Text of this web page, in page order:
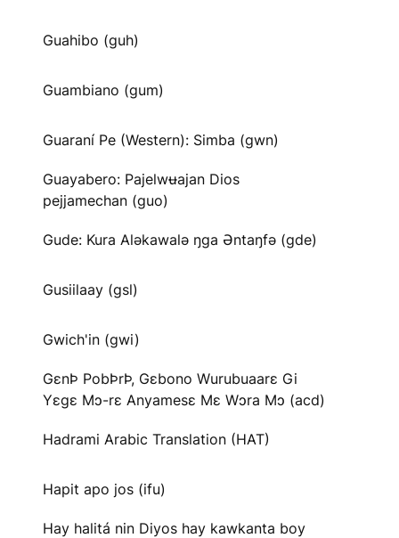
Guahibo (guh)
Guambiano (gum)
Guaraní Pe (Western): Simba (gwn)
Guayabero: Pajelwʉajan Dios
pejjamechan (guo)
Gude: Kura Aləkawalə ŋga Əntaŋfə (gde)
Gusiilaay (gsl)
Gwich'in (gwi)
GɛnÞ PobÞrÞ, Gɛbono Wurubuaarɛ Gi
Yɛgɛ Mɔ-rɛ Anyamesɛ Mɛ Wɔra Mɔ (acd)
Hadrami Arabic Translation (HAT)
Hapit apo jos (ifu)
Hay halitá nin Diyos hay kawkanta boy